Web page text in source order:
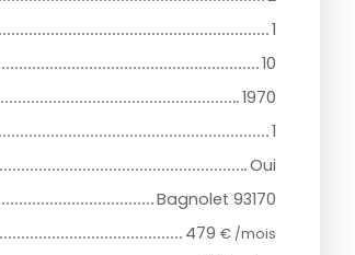
1
10
1970
1
Oui
Bagnolet 93170
479 € /mois